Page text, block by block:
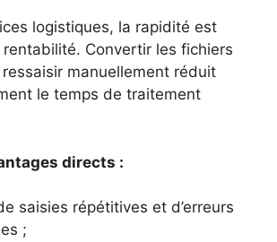
logistiques, la rapidité est
Convertir les fichiers
manuellement réduit
le temps de traitement
directs :
saisies répétitives et d’erreurs
;